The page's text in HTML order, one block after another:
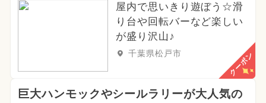
屋内で思いきり遊ぼう☆滑
り台や回転バーなど楽しい
が盛り沢山♪
千葉県松戸市 クーポン
巨大ハンモックやシールラリーが大人気の